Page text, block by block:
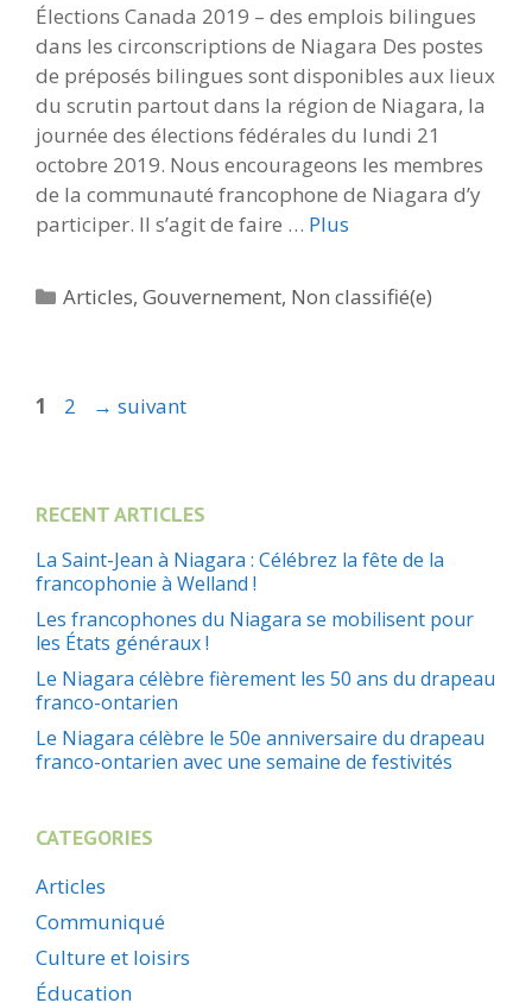
Élections Canada 2019 – des emplois bilingues
dans les circonscriptions de Niagara Des postes
de préposés bilingues sont disponibles aux lieux
du scrutin partout dans la région de Niagara, la
journée des élections fédérales du lundi 21
octobre 2019. Nous encourageons les membres
de la communauté francophone de Niagara d’y
participer. Il s’agit de faire … Plus
Catégories
Articles,Gouvernement, Non classifié(e)
Page
1 Page
2 → suivant
RECENT ARTICLES
La Saint-Jean à Niagara : Célébrez la fête de la
francophonie à Welland !
Les francophones du Niagara se mobilisent pour
les États généraux !
Le Niagara célèbre fièrement les 50 ans du drapeau
franco-ontarien
Le Niagara célèbre le 50e anniversaire du drapeau
franco-ontarien avec une semaine de festivités
CATEGORIES
Articles
Communiqué
Culture et loisirs
Éducation